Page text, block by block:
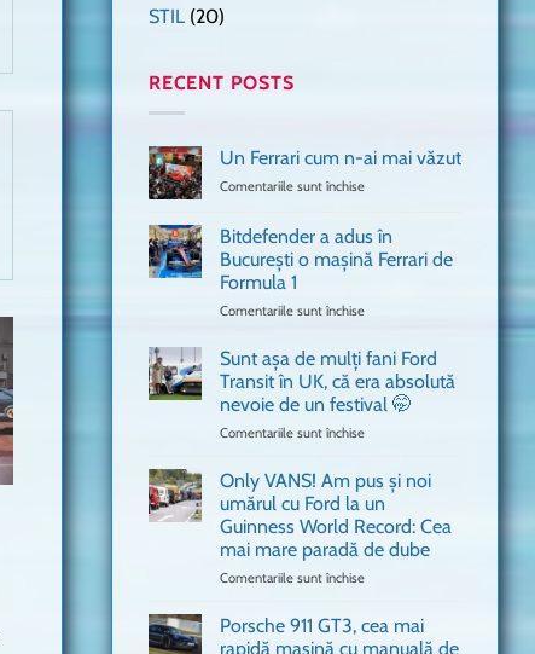
STIL (20)
RECENT POSTS
Un Ferrari cum n-ai mai văzut
Comentariile sunt închise
Ferrari
cum
n-
Bitdefender a adus în
București o mașină Ferrari de
Formula 1
Comentariile sunt închise
a
adus
în
București
Ferrari
Formula
1
Sunt așa de mulți fani Ford
Transit în UK, că era absolută
nevoie de un festival 🤭
Comentariile sunt închise
de
mulți
fani
Ford
că
Only VANS! Am pus și noi
umărul cu Ford la un
Guinness World Record: Cea
mai mare paradă de dube
Comentariile sunt închise
Am
Porsche 911 GT3, cea mai
rapidă mașină cu manuală de